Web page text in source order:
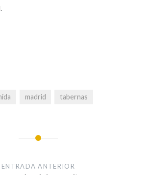
madrid tabernas
ENTRADA ANTERIOR